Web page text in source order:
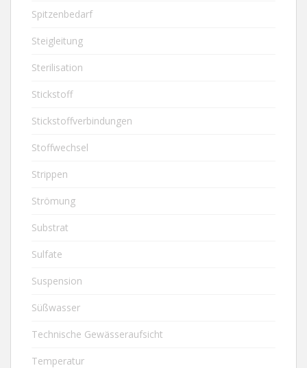
Spitzenbedarf
Steigleitung
Sterilisation
Stickstoff
Stickstoffverbindungen
Stoffwechsel
Strippen
Strömung
Substrat
Sulfate
Suspension
Süßwasser
Technische Gewässeraufsicht
Temperatur